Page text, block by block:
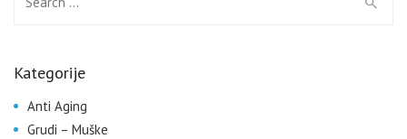
Kategorije
Anti Aging
Grudi – Muške